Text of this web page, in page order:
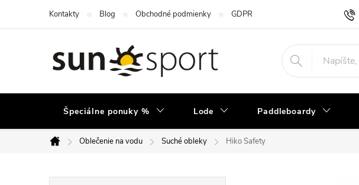
Kontakty Blog Obchodné podmienky GDPR
Špeciálne ponuky % Lode Paddleboardy
Domov
Oblečenie na vodu Suché obleky Hiko Safety